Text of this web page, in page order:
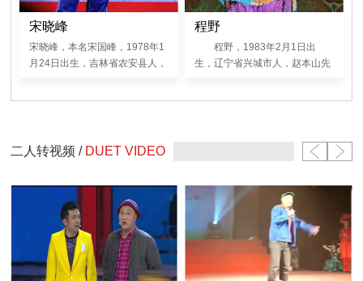
宋晓峰
宋晓峰，本名宋国峰，1978年1
月24日出生，吉林省农安县人，
程野
程野，1983年2月1日出
生，辽宁省兴城市人，赵本山先
在电影《三枪拍案惊奇》中扮
演“赵六”，在电影《大笑江湖》
二人转视频 / DUET VIDEO